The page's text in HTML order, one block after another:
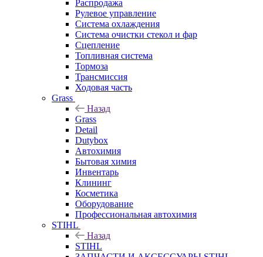
Распродажа
Рулевое управление
Система охлаждения
Система очистки стекол и фар
Сцепление
Топливная система
Тормоза
Трансмиссия
Ходовая часть
Grass
Назад
Grass
Detail
Dutybox
Автохимия
Бытовая химия
Инвентарь
Клининг
Косметика
Оборудование
Профессиональная автохимия
STIHL
Назад
STIHL